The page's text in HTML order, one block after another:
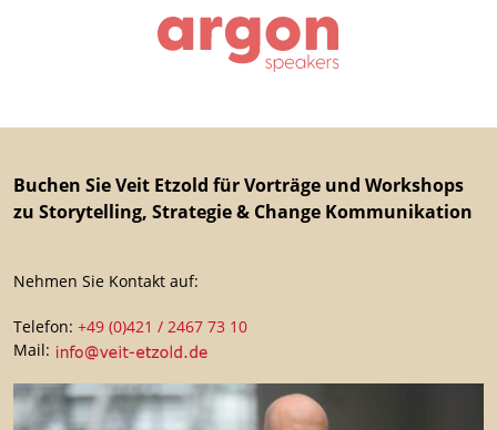
Buchen Sie Veit Etzold für Vorträge und Workshops
zu Storytelling, Strategie & Change Kommunikation
Nehmen Sie Kontakt auf:
Telefon: +49 (0)421 / 2467 73 10
Mail: